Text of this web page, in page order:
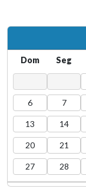
Dom Seg
6 7
13 14
20 21
27 28